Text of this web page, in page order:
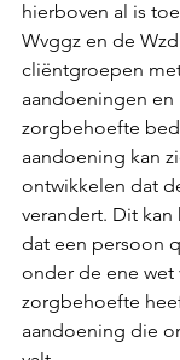
hierboven al is
Wvggz en de
cliëntgroepen
aandoeningen
zorgbehoefte
aandoening kan
ontwikkelen dat
verandert. Dit
dat een persoon
onder de ene wet
zorgbehoefte
aandoening die